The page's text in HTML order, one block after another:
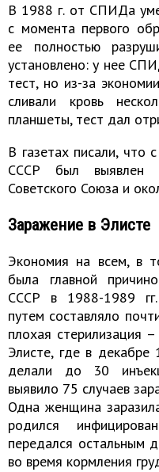
В 1988 г. от СПИДа
с момента первого
ее полностью
установлено: у нее
тест, но из-за
сливали кровь
планшеты, тест дал
В газетах писали, что
СССР был выявлен
Советского Союза и
Заражение в Элисте
Экономия на всем, в
была главной
СССР в 1988-1989
путем составляло
плохая стерилизация
Элисте, где в
делали до 30
выявило 75 случаев
Одна женщина
родился
передался остальным
во время кормления